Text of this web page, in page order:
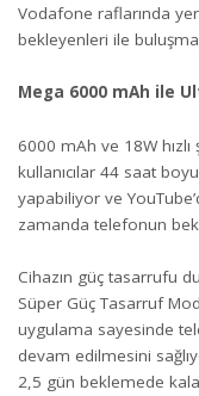
Vodafone raflarında
bekleyenleri ile
Mega 6000 mAh ile
6000 mAh ve 18W
kullanıcılar 44 saat
yapabiliyor ve
zamanda telefonun
Cihazın güç tasarrufu
Süper Güç Tasarruf
uygulama sayesinde
devam edilmesini
2,5 gün beklemede